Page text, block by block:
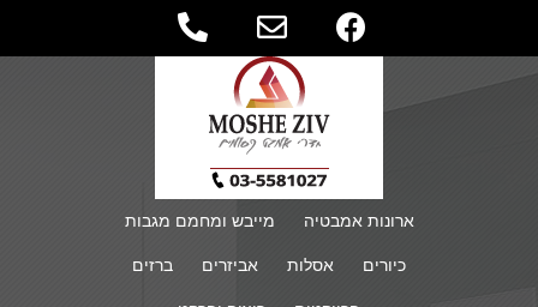
ארונות אמבטיה מייבש ומחמם מגבות
כיורים אסלות אביזרים ברזים